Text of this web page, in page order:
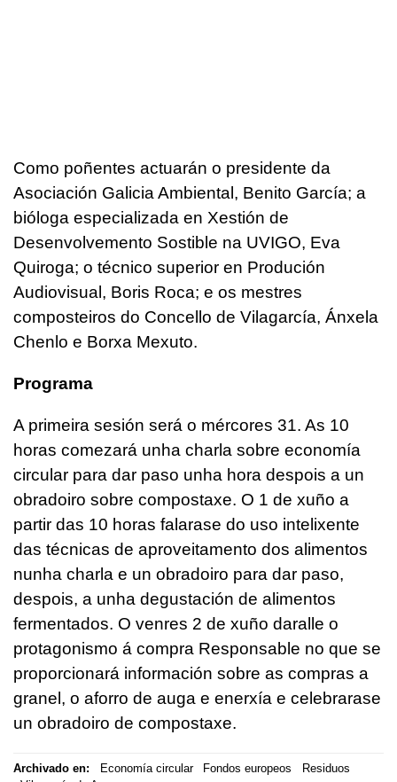
Como poñentes actuarán o presidente da
Asociación Galicia Ambiental, Benito García; a
bióloga especializada en Xestión de
Desenvolvemento Sostible na UVIGO, Eva
Quiroga; o técnico superior en Produción
Audiovisual, Boris Roca; e os mestres
composteiros do Concello de Vilagarcía, Ánxela
Chenlo e Borxa Mexuto.
Programa
A primeira sesión será o mércores 31. As 10
horas comezará unha charla sobre economía
circular para dar paso unha hora despois a un
obradoiro sobre compostaxe. O 1 de xuño a
partir das 10 horas falarase do uso intelixente
das técnicas de aproveitamento dos alimentos
nunha charla e un obradoiro para dar paso,
despois, a unha degustación de alimentos
fermentados. O venres 2 de xuño daralle o
protagonismo á compra Responsable no que se
proporcionará información sobre as compras a
granel, o aforro de auga e enerxía e celebrarase
un obradoiro de compostaxe.
Archivado en: Economía circular Fondos europeos
Residuos